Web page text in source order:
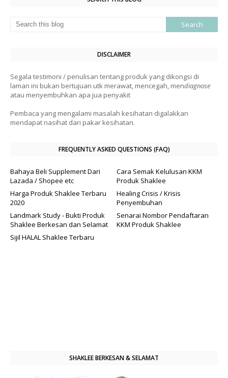
DISCLAIMER
Segala testimoni / penulisan tentang produk yang dikongsi di
laman ini bukan bertujuan utk merawat, mencegah, mendiagnose
atau menyembuhkan apa jua penyakit
Pembaca yang mengalami masalah kesihatan digalakkan
mendapat nasihat dari pakar kesihatan.
FREQUENTLY ASKED QUESTIONS (FAQ)
Bahaya Beli Supplement Dari
Lazada / Shopee etc
Cara Semak Kelulusan KKM
Produk Shaklee
Harga Produk Shaklee Terbaru
2020
Healing Crisis / Krisis
Penyembuhan
Landmark Study - Bukti Produk
Shaklee Berkesan dan Selamat
Senarai Nombor Pendaftaran
KKM Produk Shaklee
Sijil HALAL Shaklee Terbaru
SHAKLEE BERKESAN & SELAMAT